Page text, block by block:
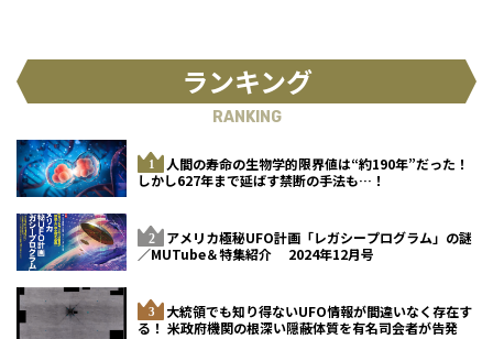
ランキング
RANKING
人間の寿命の生物学的限界値は“約190年”だった！
しかし627年まで延ばす禁断の手法も…！
アメリカ極秘UFO計画「レガシープログラム」の謎
／MUTube＆特集紹介 2024年12月号
大統領でも知り得ないUFO情報が間違いなく存在す
る！ 米政府機関の根深い隠蔽体質を有名司会者が告発